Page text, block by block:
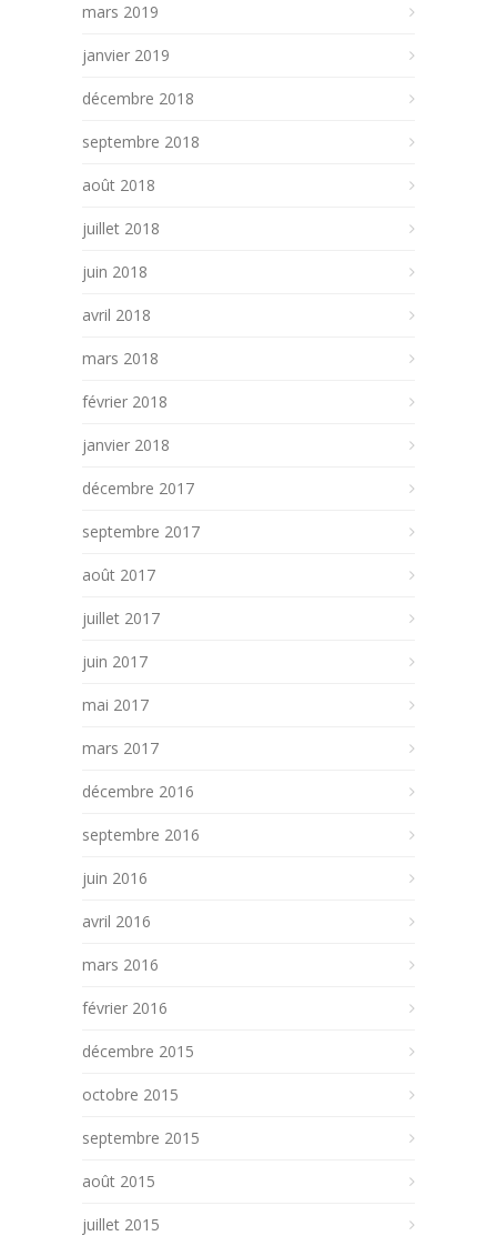
mars 2019
janvier 2019
décembre 2018
septembre 2018
août 2018
juillet 2018
juin 2018
avril 2018
mars 2018
février 2018
janvier 2018
décembre 2017
septembre 2017
août 2017
juillet 2017
juin 2017
mai 2017
mars 2017
décembre 2016
septembre 2016
juin 2016
avril 2016
mars 2016
février 2016
décembre 2015
octobre 2015
septembre 2015
août 2015
juillet 2015